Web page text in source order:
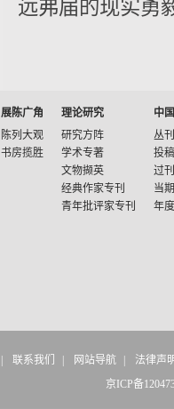
远弗届的现实勇
展陈广角
陈列大观
书房揽胜
理论研究
研究方阵
学术专著
文物撷英
经典作家专刊
青年批评家专刊
中
丛
投
过
当
年
联系我们 网站导航
法律声
京ICP备